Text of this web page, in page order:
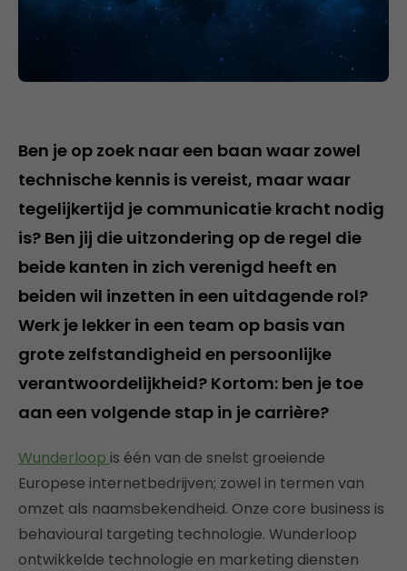
Ben je op zoek naar een baan waar zowel
technische kennis is vereist, maar waar
tegelijkertijd je communicatie kracht nodig
is? Ben jij die uitzondering op de regel die
beide kanten in zich verenigd heeft en
beiden wil inzetten in een uitdagende rol?
Werk je lekker in een team op basis van
grote zelfstandigheid en persoonlijke
verantwoordelijkheid? Kortom: ben je toe
aan een volgende stap in je carrière?
Wunderloop is één van de snelst groeiende
Europese internetbedrijven; zowel in termen van
omzet als naamsbekendheid. Onze core business is
behavioural targeting technologie. Wunderloop
ontwikkelde technologie en marketing diensten